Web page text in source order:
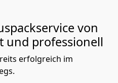
von
und professionell
erfolgreich im